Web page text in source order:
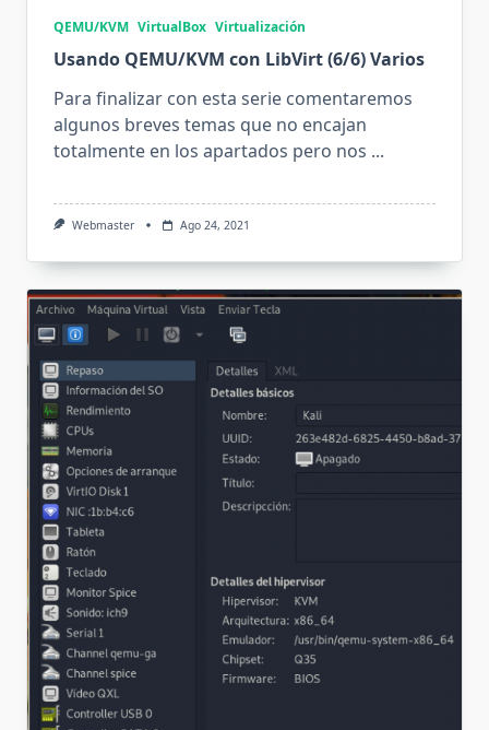
QEMU/KVM VirtualBox Virtualización
Usando QEMU/KVM con LibVirt (6/6) Varios
Para finalizar con esta serie comentaremos
algunos breves temas que no encajan
totalmente en los apartados pero nos ...
Webmaster Ago 24, 2021